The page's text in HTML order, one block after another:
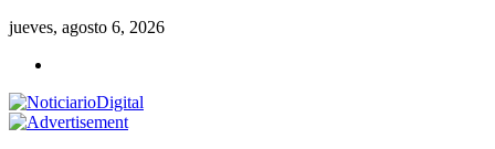
jueves, agosto 6, 2026